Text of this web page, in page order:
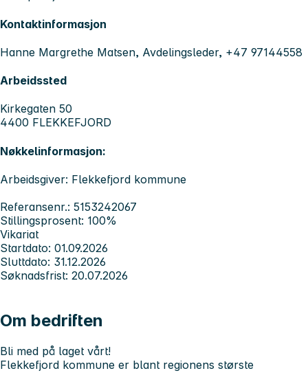
Kontaktinformasjon
Hanne Margrethe Matsen, Avdelingsleder, +47 97144558
Arbeidssted
Kirkegaten 50
4400 FLEKKEFJORD
Nøkkelinformasjon:
Arbeidsgiver: Flekkefjord kommune
Referansenr.: 5153242067
Stillingsprosent: 100%
Vikariat
Startdato: 01.09.2026
Sluttdato: 31.12.2026
Søknadsfrist: 20.07.2026
Om bedriften
Bli med på laget vårt!
Flekkefjord kommune er blant regionens største